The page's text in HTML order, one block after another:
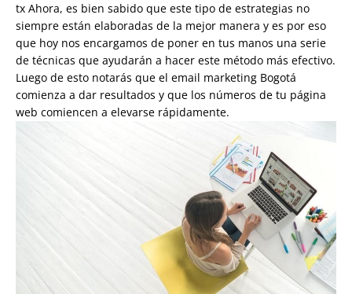
tx Ahora, es bien sabido que este tipo de estrategias no
siempre están elaboradas de la mejor manera y es por eso
que hoy nos encargamos de poner en tus manos una serie
de técnicas que ayudarán a hacer este método más efectivo.
Luego de esto notarás que el email marketing Bogotá
comienza a dar resultados y que los números de tu página
web comiencen a elevarse rápidamente.